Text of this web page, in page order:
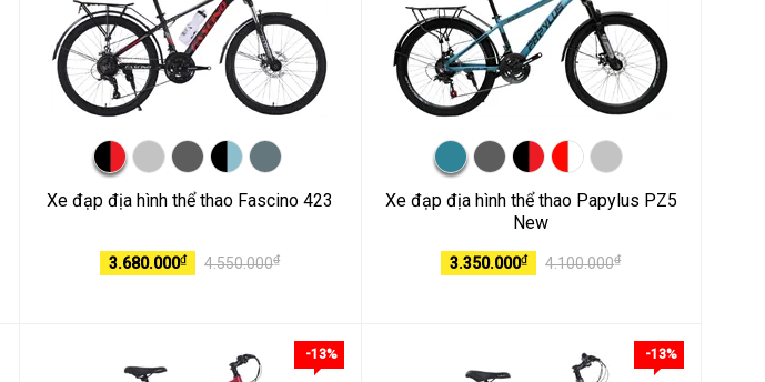
Xe đạp địa hình thể thao Fascino 423
3.680.000₫ 4.550.000₫
Xe đạp địa hình thể thao Papylus PZ5
New
3.350.000₫ 4.100.000₫
-13% -13%